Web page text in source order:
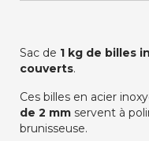
Sac de 1 kg de billes
couverts.
Ces billes en acier
de 2 mm servent à
brunisseuse.